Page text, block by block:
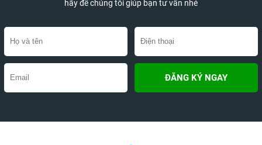
hãy để chúng tôi giúp bạn tư vấn nhé
Chất Nhũ Hóa Là Gì? Tác Dụng
Và Ứng Dụng Trong Đời Sống
Chất nhũ hóa là một thành phần
phổ biến trong nhiều loại thực